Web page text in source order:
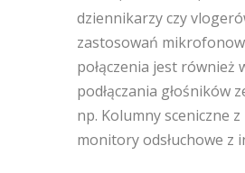
dziennikarzy czy
zastosowań
połączenia jest również
podłączania głośników
np. Kolumny sceniczne
monitory odsłuchowe z